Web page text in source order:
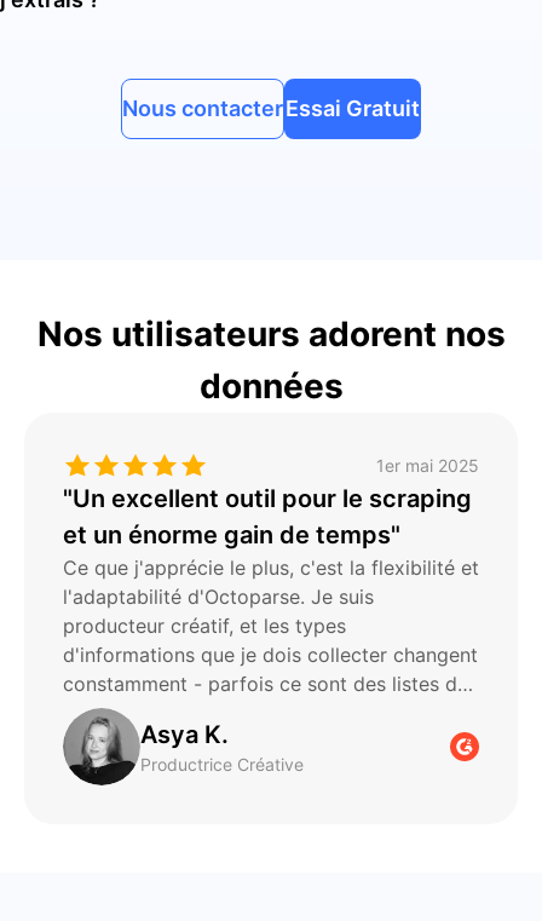
Nous contacterEssai Gratuit
Nos utilisateurs adorent nos
données
1er mai 2025
"Un excellent outil pour le scraping
et un énorme gain de temps"
Ce que j'apprécie le plus, c'est la flexibilité et
l'adaptabilité d'Octoparse. Je suis
producteur créatif, et les types
d'informations que je dois collecter changent
constamment - parfois ce sont des listes de
contacts, parfois des références de contenu
de niche, et parfois des études de marché
dans des industries totalement différentes.
Asya K.
Productrice Créative